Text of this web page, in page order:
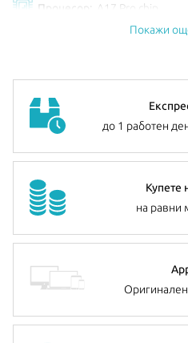
Процесор:
A17 Pro chip
512GB
Анонсиран: Септември 2023
Покажи
до 1 работен
Купете
на равни